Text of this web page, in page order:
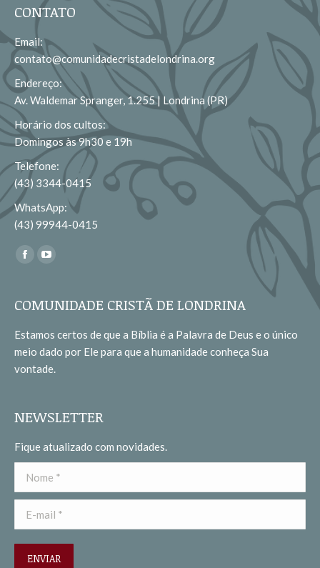
CONTATO
Email:
contato@comunidadecristadelondrina.org
Endereço:
Av. Waldemar Spranger, 1.255 | Londrina (PR)
Horário dos cultos:
Domingos às 9h30 e 19h
Telefone:
(43) 3344-0415
WhatsApp:
(43) 99944-0415
Encontre-nos em:
Facebook
opens
new
window
YouTube
opens
new
window
COMUNIDADE CRISTÃ DE LONDRINA
Estamos certos de que a Bíblia é a Palavra de Deus e o único
meio dado por Ele para que a humanidade conheça Sua
vontade.
NEWSLETTER
Fique atualizado com novidades.
Nome *
E-mail *
ENVIAR